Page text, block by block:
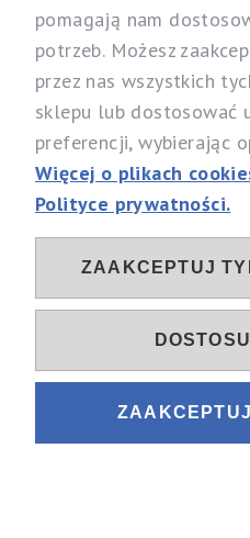
Nasz
Specjalistyczny Sklep dla
Sobików 5, 05-
woj.
Telefon:537 111
Email:
Sklep
pomagają nam
potrzeb. Możesz
przez nas wszystkich
sklepu lub dostosować
preferencji, wybierając
Więcej o plikach
Polityce prywatności.
ZAAKCEPTUJ